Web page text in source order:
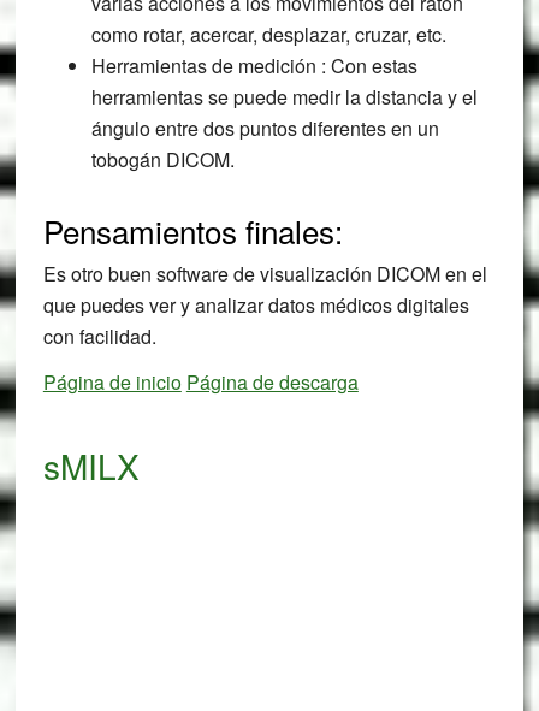
como rotar, acercar, desplazar, cruzar, etc.
Herramientas de medición : Con estas
herramientas se puede medir la distancia y el
ángulo entre dos puntos diferentes en un
tobogán DICOM.
Pensamientos finales:
Es otro buen software de visualización DICOM en el
que puedes ver y analizar datos médicos digitales
con facilidad.
Página de inicio Página de descarga
sMILX